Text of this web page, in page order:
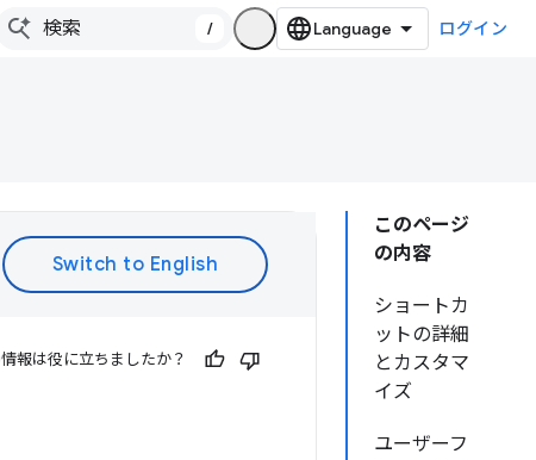
/ ログイン
このページ
の内容
ショートカ
ットの詳細
とカスタマ
イズ
ユーザーフ
報は役に立ちましたか？